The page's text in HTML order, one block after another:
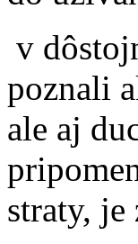
v
poznali
ale aj
straty, je